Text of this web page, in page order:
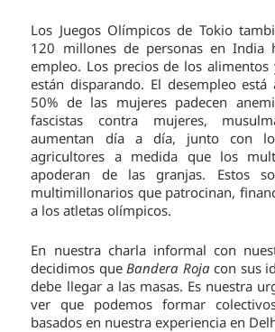
Los Juegos Olímpicos de Tokio
120 millones de personas en India
empleo. Los precios de los alimentos
están disparando. El desempleo está
50% de las mujeres padecen
fascistas contra mujeres,
aumentan día a día, junto con
agricultores a medida que los
apoderan de las granjas. Estos
multimillonarios que patrocinan,
a los atletas olímpicos.
En nuestra charla informal con
decidimos que Bandera Rojacon sus
debe llegar a las masas. Es nuestra
ver que podemos formar
basados en nuestra experiencia en